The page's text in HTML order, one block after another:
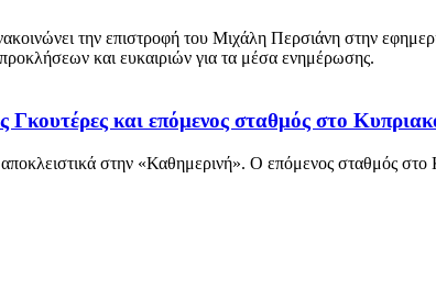
την επιστροφή του Μιχάλη Περσιάνη στην
και ευκαιριών για τα μέσα ενημέρωσης.
και επόμενος σταθμός στο
στην «Καθημερινή». Ο επόμενος σταθμός